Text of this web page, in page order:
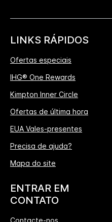
LINKS RÁPIDOS
Ofertas especiais
IHG® One Rewards
Kimpton Inner Circle
Ofertas de última hora
EUA Vales-presentes
Precisa de ajuda?
Mapa do site
ENTRAR EM
CONTATO
Contacte-nos